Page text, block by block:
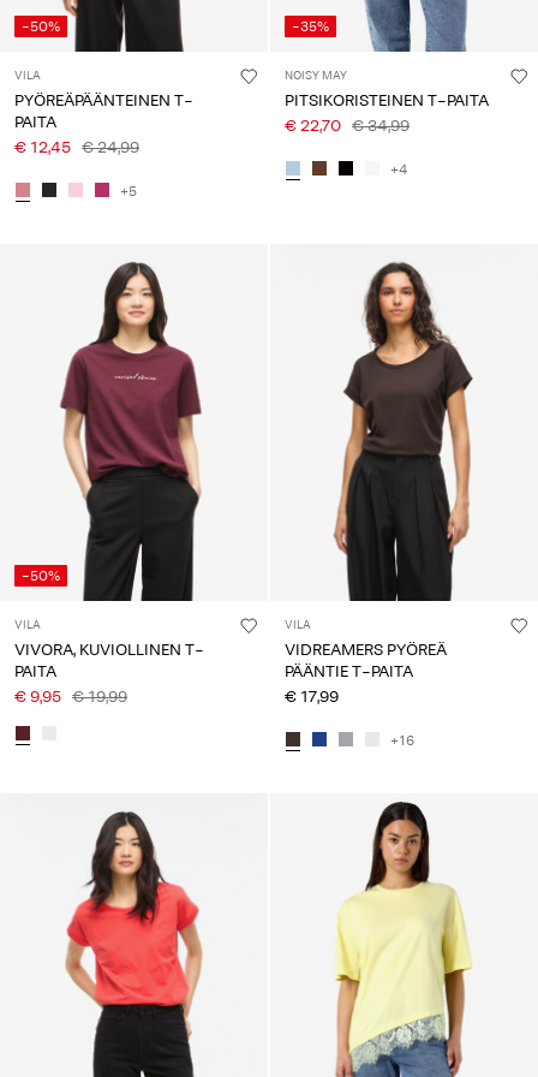
-50%
VILA
PYÖREÄPÄÄNTEINEN T-
PAITA
€ 12,45 € 24,99
+5
-35%
NOISY MAY
PITSIKORISTEINEN T-PAITA
€ 22,70 € 34,99
+4
-50%
VILA
VIVORA, KUVIOLLINEN T-
PAITA
€ 9,95 € 19,99
VILA
VIDREAMERS PYÖREÄ
PÄÄNTIE T-PAITA
€ 17,99
+16